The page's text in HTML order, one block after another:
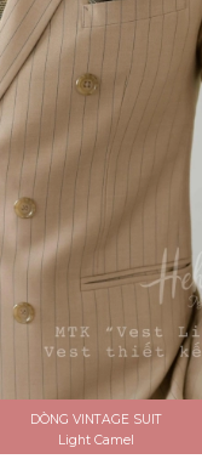
DÒNG VINTAGE SUIT
Light Camel